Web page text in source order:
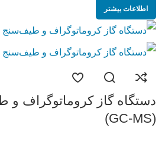
اطلاعات بیشتر
دستگاه گاز کروماتوگراف
(GC-MS)